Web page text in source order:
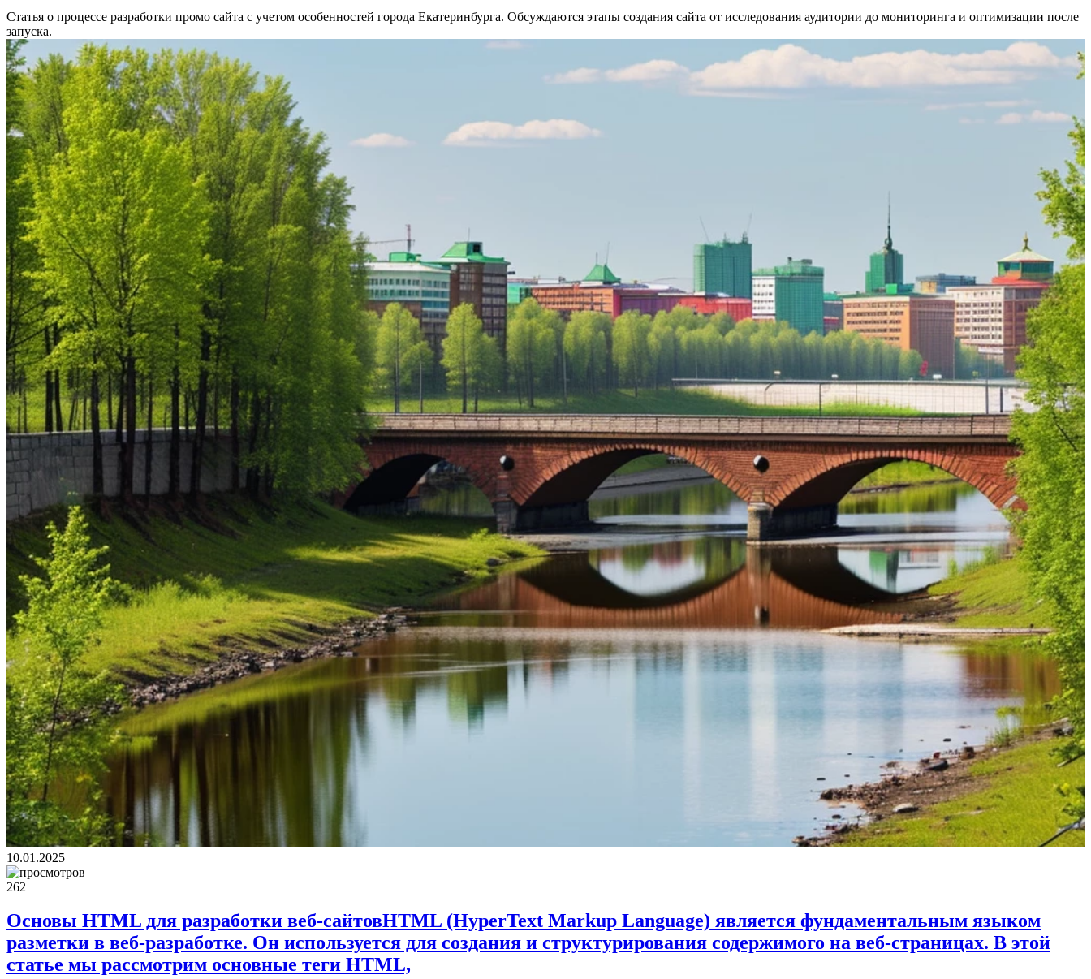
Статья о процессе разработки промо сайта с учетом особенностей города Екатеринбурга. Обсуждаются этапы создания сайта от исследования аудитории до мониторинга и оптимизации после
запуска.
10.01.2025
262
Основы HTML для разработки веб-сайтовHTML (HyperText Markup Language) является фундаментальным языком
разметки в веб-разработке. Он используется для создания и структурирования содержимого на веб-страницах. В этой
статье мы рассмотрим основные теги HTML,